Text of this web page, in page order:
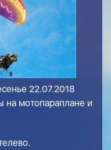
22.07.2018
на мотопараплане и